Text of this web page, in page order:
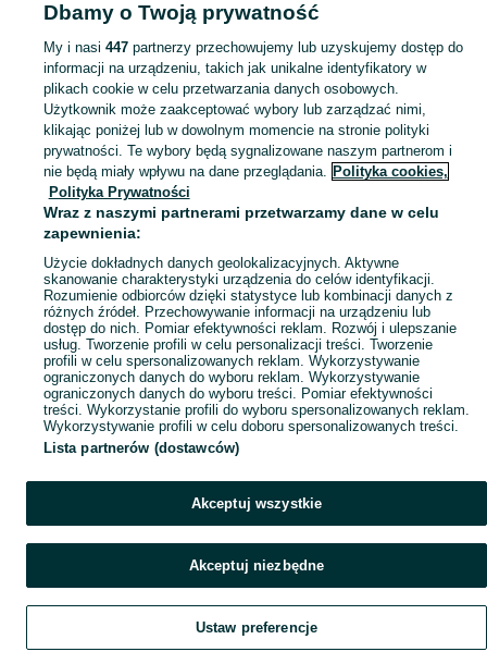
Skorzystaj z największego serwisu ogłoszeniowego - Domaszczyn i okolice! Kupuj to, czego pragniesz i sprzedawaj to, czego już nie potrzebujesz!
Mapa kategorii
Mapa miejscowości
Mapa ministron
Popularne wyszukiwania
Szukaj Obserwujesz Dodaj Czat Konto
Dbamy o Twoją prywatność
My i nasi 447partnerzy przechowujemy lub uzyskujemy dostęp do
informacji na urządzeniu, takich jak unikalne identyfikatory w
plikach cookie w celu przetwarzania danych osobowych.
Użytkownik może zaakceptować wybory lub zarządzać nimi,
klikając poniżej lub w dowolnym momencie na stronie polityki
prywatności. Te wybory będą sygnalizowane naszym partnerom i
nie będą miały wpływu na dane przeglądania. Polityka cookies,
Polityka Prywatności
Wraz z naszymi partnerami przetwarzamy dane w celu
zapewnienia:
Użycie dokładnych danych geolokalizacyjnych. Aktywne
skanowanie charakterystyki urządzenia do celów identyfikacji.
Rozumienie odbiorców dzięki statystyce lub kombinacji danych z
różnych źródeł. Przechowywanie informacji na urządzeniu lub
dostęp do nich. Pomiar efektywności reklam. Rozwój i ulepszanie
usług. Tworzenie profili w celu personalizacji treści. Tworzenie
profili w celu spersonalizowanych reklam. Wykorzystywanie
ograniczonych danych do wyboru reklam. Wykorzystywanie
ograniczonych danych do wyboru treści. Pomiar efektywności
treści. Wykorzystanie profili do wyboru spersonalizowanych reklam.
Wykorzystywanie profili w celu doboru spersonalizowanych treści.
Lista partnerów (dostawców)
Akceptuj wszystkie
Akceptuj niezbędne
Ustaw preferencje